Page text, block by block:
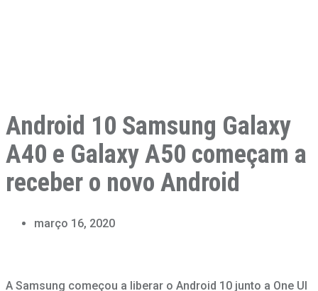
Android 10 Samsung Galaxy
A40 e Galaxy A50 começam a
receber o novo Android
março 16, 2020
A Samsung começou a liberar o Android 10 junto a One UI